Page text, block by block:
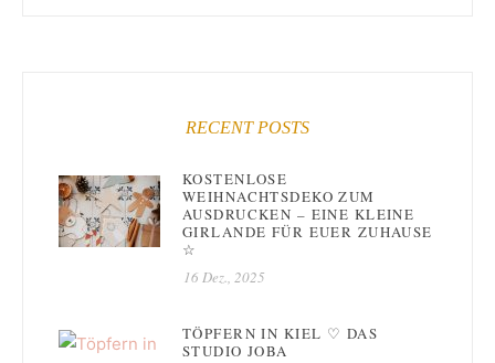
RECENT POSTS
KOSTENLOSE
WEIHNACHTSDEKO ZUM
AUSDRUCKEN – EINE KLEINE
GIRLANDE FÜR EUER ZUHAUSE
☆
16 Dez., 2025
TÖPFERN IN KIEL ♡ DAS
STUDIO JOBA